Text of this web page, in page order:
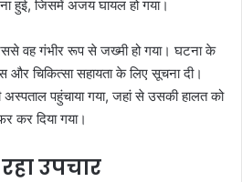
हुई, जिसमें अजय घायल हो गया।
वह गंभीर रूप से जख्मी हो गया। घटना के
और चिकित्सा सहायता के लिए सूचना दी।
पहुंचाया गया, जहां से उसकी हालत को
कर दिया गया।
उपचार